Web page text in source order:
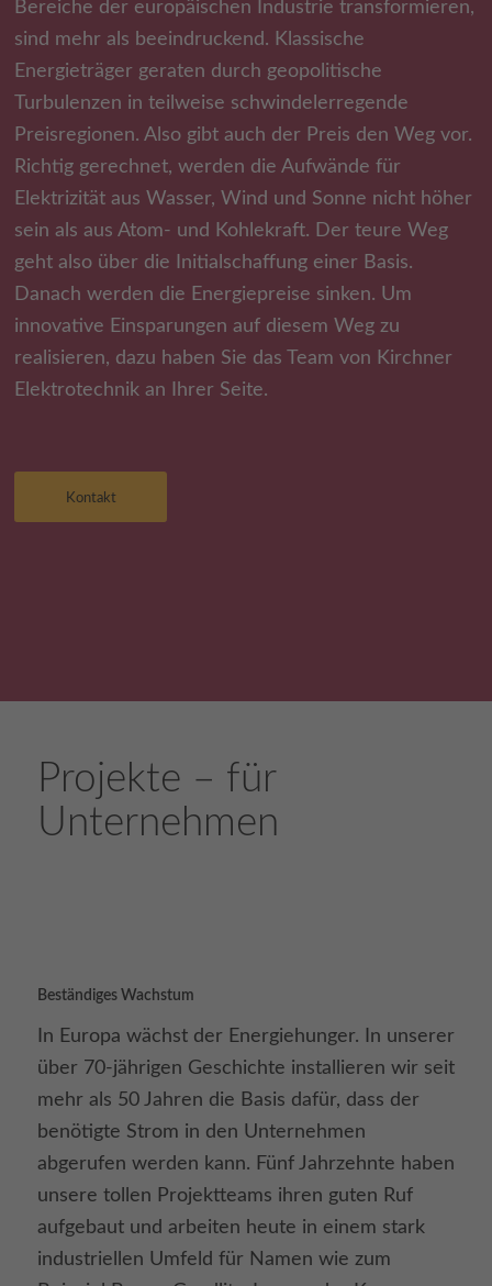
Bereiche der europäischen Industrie transformieren,
sind mehr als beeindruckend. Klassische
Energieträger geraten durch geopolitische
Turbulenzen in teilweise schwindelerregende
Preisregionen. Also gibt auch der Preis den Weg vor.
Richtig gerechnet, werden die Aufwände für
Elektrizität aus Wasser, Wind und Sonne nicht höher
sein als aus Atom- und Kohlekraft. Der teure Weg
geht also über die Initialschaffung einer Basis.
Danach werden die Energiepreise sinken. Um
innovative Einsparungen auf diesem Weg zu
realisieren, dazu haben Sie das Team von Kirchner
Elektrotechnik an Ihrer Seite.
Kontakt
Projekte – für
Unternehmen
Beständiges Wachstum
In Europa wächst der Energiehunger. In unserer
über 70-jährigen Geschichte installieren wir seit
mehr als 50 Jahren die Basis dafür, dass der
benötigte Strom in den Unternehmen
abgerufen werden kann. Fünf Jahrzehnte haben
unsere tollen Projektteams ihren guten Ruf
aufgebaut und arbeiten heute in einem stark
industriellen Umfeld für Namen wie zum